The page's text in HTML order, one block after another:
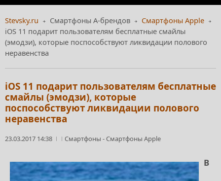
Stevsky.ru Смартфоны А-брендов
Смартфоны Apple
iOS 11 подарит пользователям бесплатные смайлы
(эмодзи), которые поспособствуют ликвидации полового
неравенства
iOS 11 подарит пользователям бесплатные
смайлы (эмодзи), которые
поспособствуют ликвидации полового
неравенства
23.03.2017 14:38 Смартфоны -Смартфоны Apple
В